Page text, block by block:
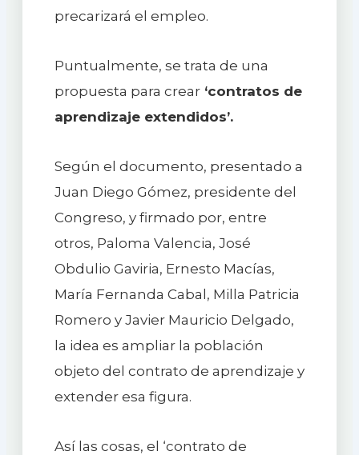
precarizará el empleo.
Puntualmente, se trata de una
propuesta para crear‘contratos de
aprendizaje extendidos’.
Según el documento, presentado a
Juan Diego Gómez, presidente del
Congreso, y firmado por, entre
otros, Paloma Valencia, José
Obdulio Gaviria, Ernesto Macías,
María Fernanda Cabal, Milla Patricia
Romero y Javier Mauricio Delgado,
la idea es ampliar la población
objeto del contrato de aprendizaje y
extender esa figura.
Así las cosas, el ‘contrato de